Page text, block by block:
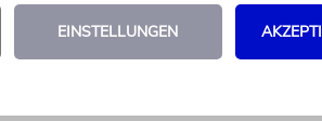
Würfel geschnitten
EINSTELLUNGEN